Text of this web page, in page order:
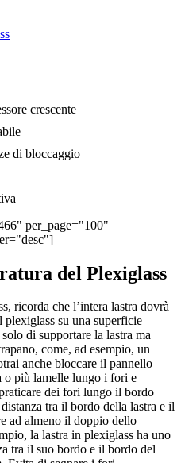
crescente
di bloccaggio
per_page="100"
del Plexiglass
ricorda che l’intera lastra dovrà
plexiglass su una superficie
di supportare la lastra ma
come, ad esempio, un
anche bloccare il pannello
o più lamelle lungo i fori e
dei fori lungo il bordo
tra il bordo della lastra e il
ad almeno il doppio dello
la lastra in plexiglass ha uno
tra il suo bordo e il bordo del